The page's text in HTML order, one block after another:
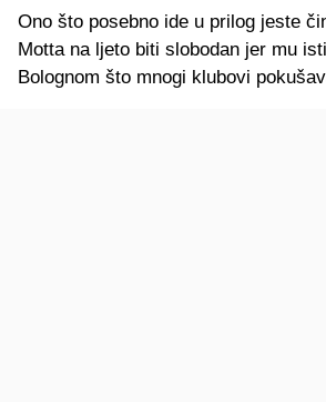
Ono što posebno ide u prilog jeste
Motta na ljeto biti slobodan jer mu
Bolognom što mnogi klubovi